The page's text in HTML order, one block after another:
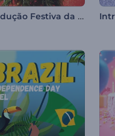
Introdução Festiva da Bola de Natal